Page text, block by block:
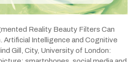
Reality Beauty Filters Can
Intelligence and Cognitive
Gill, City, University of London: